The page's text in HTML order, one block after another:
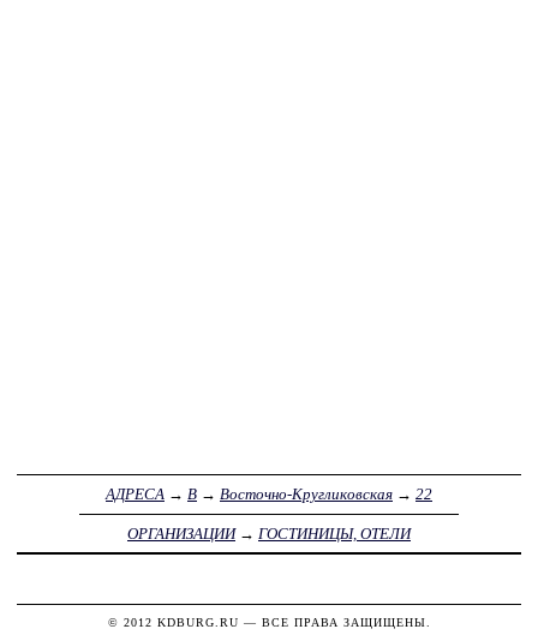
АДРЕСА → В → Восточно-Кругликовская → 22
ОРГАНИЗАЦИИ→ ГОСТИНИЦЫ, ОТЕЛИ
© 2012 KDBURG.RU — ВСЕ ПРАВА ЗАЩИЩЕНЫ.